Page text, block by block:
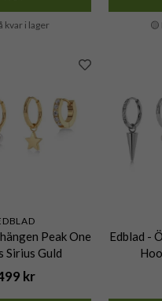
kvar i lager 🟡
Peak One
Sirius Guld
kr
Edblad -